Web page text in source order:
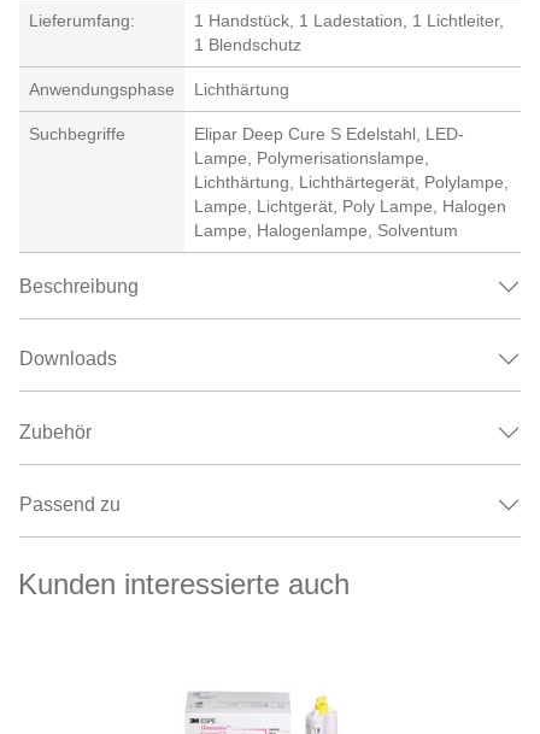
Lieferumfang:
1 Handstück, 1 Ladestation, 1 Lichtleiter,
1 Blendschutz
Anwendungsphase Lichthärtung
Suchbegriffe
Elipar Deep Cure S Edelstahl, LED-
Lampe, Polymerisationslampe,
Lichthärtung, Lichthärtegerät, Polylampe,
Lampe, Lichtgerät, Poly Lampe, Halogen
Lampe, Halogenlampe, Solventum
Beschreibung
Downloads
Zubehör
Passend zu
Kunden interessierte auch